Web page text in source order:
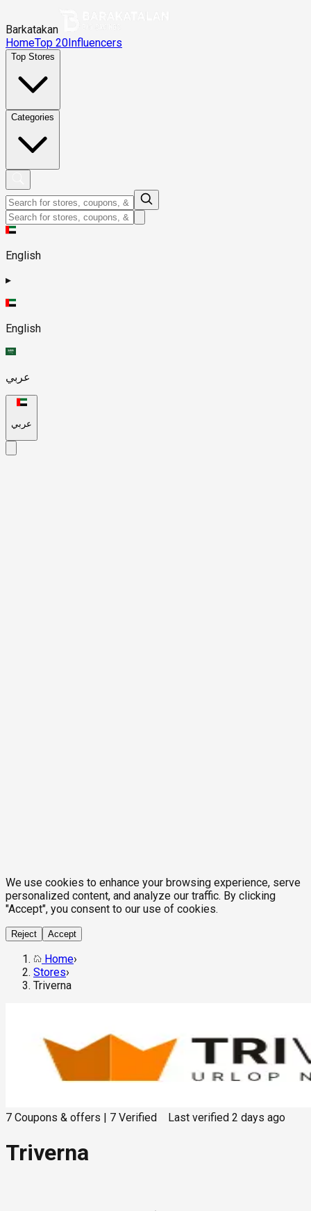
Barkatakan
HomeTop 20Influencers
Top Stores
Categories
English
▸
English
عربي
عربي
We use cookies to enhance your browsing experience, serve
personalized content, and analyze our traffic. By clicking
"Accept", you consent to our use of cookies.
Reject Accept
Home›
Stores›
Triverna
7 Coupons & offers 7 Verified Last verified 2 days ago
Triverna